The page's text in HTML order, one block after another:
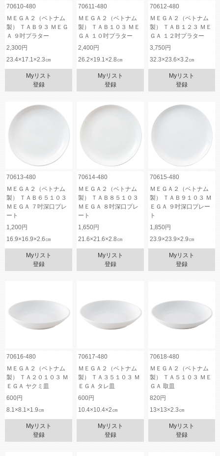
70610-480 70611-480
70612-480
ＭＥＧＡ２（ベトナム
製） ＴＡＢ９３ ＭＥＧ
Ａ ９吋プラター
ＭＥＧＡ２（ベトナム
製） ＴＡＢ１０３ ＭＥ
ＧＡ １０吋プラター
ＭＥＧＡ２（ベトナム
製） ＴＡＢ１２３ ＭＥ
ＧＡ １２吋プラター
2,300円
2,400円
3,750円
23.4×17.1×2.3㎝
26.2×19.1×2.8㎝ 32.3×23.6×3.2㎝
Myリスト
登録
Myリスト
登録
Myリスト
登録
70613-480 70614-480
70615-480
ＭＥＧＡ２（ベトナム
製） ＴＡＢ６５１０３
ＭＥＧＡ ７吋深口プレ
ート
ＭＥＧＡ２（ベトナム
製） ＴＡＢ８５１０３
ＭＥＧＡ ８吋深口プレ
ート
ＭＥＧＡ２（ベトナム
製） ＴＡＢ９１０３ Ｍ
ＥＧＡ ９吋深口プレー
ト
1,200円
1,650円
1,850円
16.9×16.9×2.6㎝
21.6×21.6×2.8㎝ 23.9×23.9×2.9㎝
Myリスト
登録
Myリスト
登録
Myリスト
登録
70616-480 70617-480
70618-480
ＭＥＧＡ２（ベトナム
製） ＴＡ２０１０３ Ｍ
ＥＧＡ ヤクミ皿
ＭＥＧＡ２（ベトナム
製） ＴＡ３５１０３ Ｍ
ＥＧＡ タレ皿
ＭＥＧＡ２（ベトナム
製） ＴＡ５１０３ ＭＥ
ＧＡ 取皿
600円
600円
820円
8.1×8.1×1.9㎝
10.4×10.4×2㎝ 13×13×2.3㎝
Myリスト
登録
Myリスト
登録
Myリスト
登録